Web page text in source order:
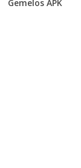
Gemelos APK